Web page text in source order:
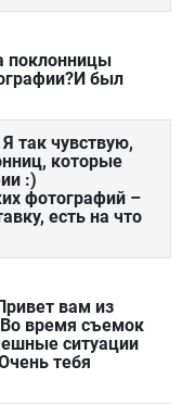
поклонницы
был
Я так чувствую,
которые
:)
фотографий –
есть на что
вам из
время съемок
ситуации
тебя